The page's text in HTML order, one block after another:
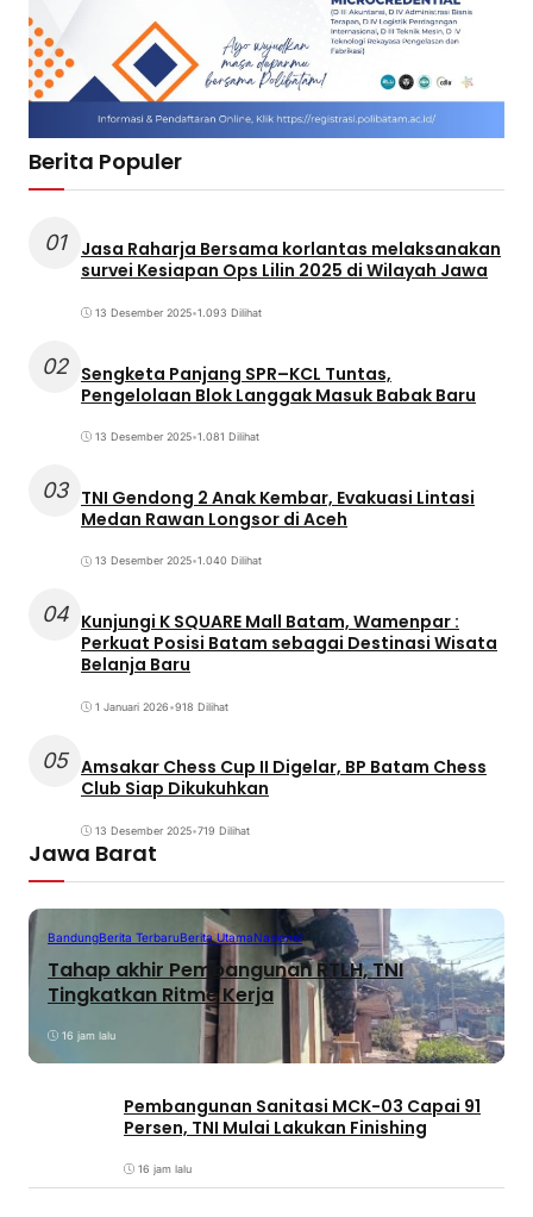
Berita Populer
01
Jasa Raharja Bersama korlantas melaksanakan
survei Kesiapan Ops Lilin 2025 di Wilayah Jawa
13 Desember 2025•1.093 Dilihat
02 Sengketa Panjang SPR–KCL Tuntas,
Pengelolaan Blok Langgak Masuk Babak Baru
13 Desember 2025•1.081 Dilihat
03 TNI Gendong 2 Anak Kembar, Evakuasi Lintasi
Medan Rawan Longsor di Aceh
13 Desember 2025•1.040 Dilihat
04 Kunjungi K SQUARE Mall Batam, Wamenpar :
Perkuat Posisi Batam sebagai Destinasi Wisata
Belanja Baru
1 Januari 2026•918 Dilihat
05 Amsakar Chess Cup II Digelar, BP Batam Chess
Club Siap Dikukuhkan
13 Desember 2025•719 Dilihat
Jawa Barat
BandungBerita TerbaruBerita UtamaNasional
Tahap akhir Pembangunan RTLH, TNI
Tingkatkan Ritme Kerja
16 jam lalu
Pembangunan Sanitasi MCK-03 Capai 91
Persen, TNI Mulai Lakukan Finishing
16 jam lalu